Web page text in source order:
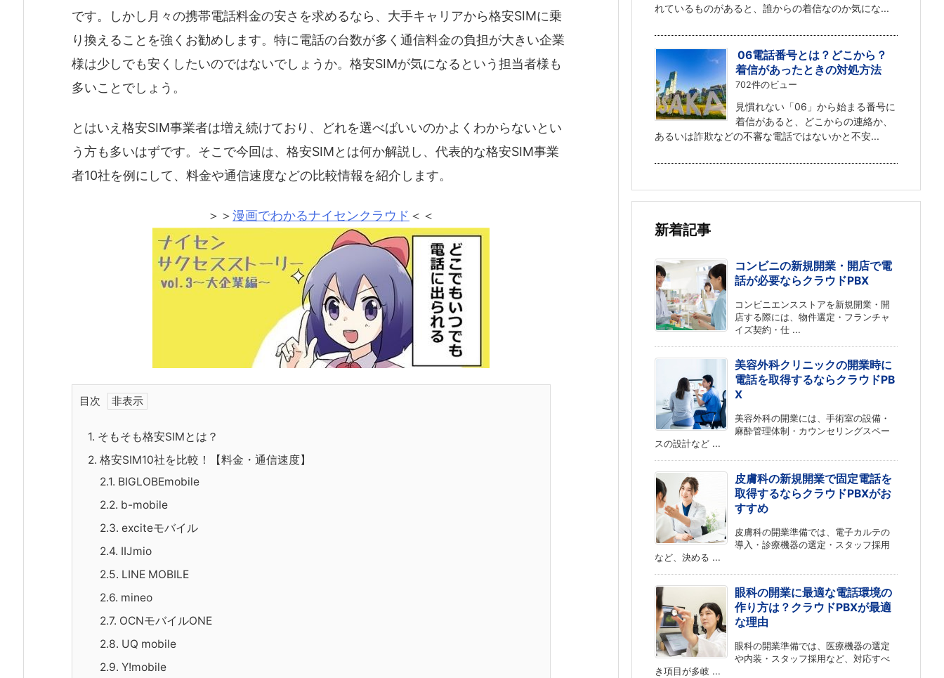
です。しかし月々の携帯電話料金の安さを求めるなら、大手キャリアから格安SIMに乗
り換えることを強くお勧めします。特に電話の台数が多く通信料金の負担が大きい企業
様は少しでも安くしたいのではないでしょうか。格安SIMが気になるという担当者様も
多いことでしょう。
とはいえ格安SIM事業者は増え続けており、どれを選べばいいのかよくわからないとい
う方も多いはずです。そこで今回は、格安SIMとは何か解説し、代表的な格安SIM事業
者10社を例にして、料金や通信速度などの比較情報を紹介します。
＞＞漫画でわかるナイセンクラウド ＜＜
目次
1. そもそも格安SIMとは？
2. 格安SIM10社を比較！【料金・通信速度】
2.1. BIGLOBEmobile
2.2. b-mobile
2.3. exciteモバイル
2.4. IIJmio
2.5. LINE MOBILE
2.6. mineo
2.7. OCNモバイルONE
2.8. UQ mobile
2.9. Y!mobile
れているものがあると、誰からの着信なのか気にな...
06電話番号とは？どこから？
着信があったときの対処方法
702件のビュー
見慣れない「06」から始まる番号に
着信があると、どこからの連絡か、
あるいは詐欺などの不審な電話ではないかと不安...
新着記事
コンビニの新規開業・開店で電
話が必要ならクラウドPBX
コンビニエンスストアを新規開業・開
店する際には、物件選定・フランチャ
イズ契約・仕 ...
美容外科クリニックの開業時に
電話を取得するならクラウドPB
X
美容外科の開業には、手術室の設備・
麻酔管理体制・カウンセリングスペー
スの設計など ...
皮膚科の新規開業で固定電話を
取得するならクラウドPBXがお
すすめ
皮膚科の開業準備では、電子カルテの
導入・診療機器の選定・スタッフ採用
など、決める ...
眼科の開業に最適な電話環境の
作り方は？クラウドPBXが最適
な理由
眼科の開業準備では、医療機器の選定
や内装・スタッフ採用など、対応すべ
き項目が多岐 ...